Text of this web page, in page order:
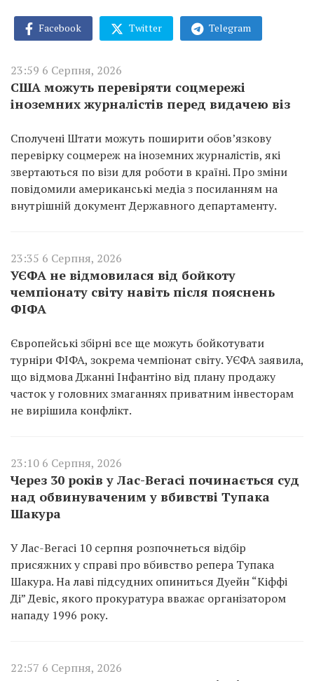
Facebook Twitter Telegram
23:59 6 Серпня, 2026
США можуть перевіряти соцмережі
іноземних журналістів перед видачею віз
Сполучені Штати можуть поширити обов’язкову
перевірку соцмереж на іноземних журналістів, які
звертаються по візи для роботи в країні. Про зміни
повідомили американські медіа з посиланням на
внутрішній документ Державного департаменту.
23:35 6 Серпня, 2026
УЄФА не відмовилася від бойкоту
чемпіонату світу навіть після пояснень
ФІФА
Європейські збірні все ще можуть бойкотувати
турніри ФІФА, зокрема чемпіонат світу. УЄФА заявила,
що відмова Джанні Інфантіно від плану продажу
часток у головних змаганнях приватним інвесторам
не вирішила конфлікт.
23:10 6 Серпня, 2026
Через 30 років у Лас-Вегасі починається суд
над обвинуваченим у вбивстві Тупака
Шакура
У Лас-Вегасі 10 серпня розпочнеться відбір
присяжних у справі про вбивство репера Тупака
Шакура. На лаві підсудних опиниться Дуейн “Кіффі
Ді” Девіс, якого прокуратура вважає організатором
нападу 1996 року.
22:57 6 Серпня, 2026